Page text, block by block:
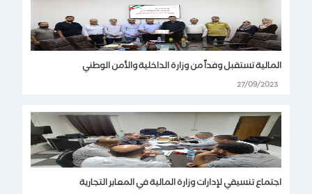
المالية تستقبل وفداً من وزارة الداخلية والأمن الوطني
27/09/2023
اجتماع تنسيقي لإدارات وزارة المالية في المعابر التجارية